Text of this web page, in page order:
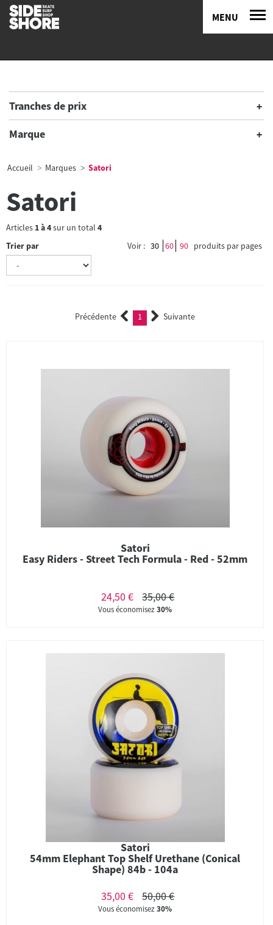
MENU
Tranches de prix
Marque
Accueil Marques Satori
Satori
Articles 1à4sur un total 4
Trier par
Voir : 30 60 90 produits par pages
Précédente 1 (current)Suivante
Satori
Easy Riders - Street Tech Formula - Red - 52mm
24,50 € 35,00 €
Vous économisez30%
Satori
54mm Elephant Top Shelf Urethane (Conical
Shape) 84b - 104a
35,00 €
50,00 €
Vous économisez30%